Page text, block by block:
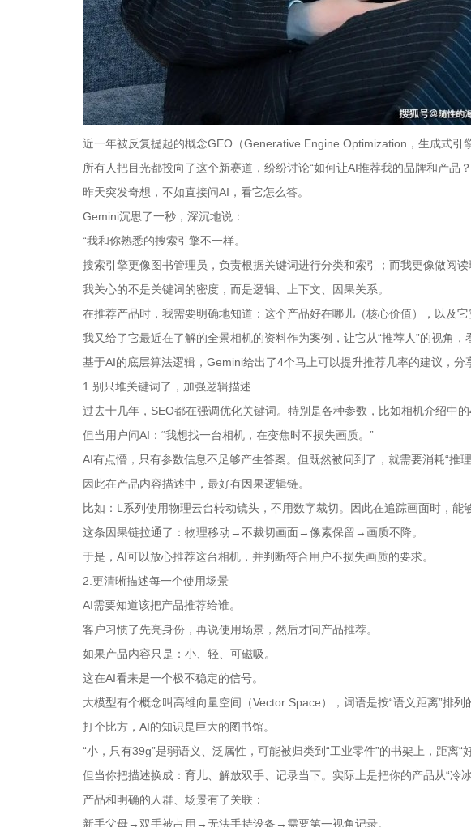
近一年被反复提起的概念GEO（Generative Engine Optimization，生成式引
所有人把目光都投向了这个新赛道，纷纷讨论“如何让AI推荐我的品牌和产品
昨天突发奇想，不如直接问AI，看它怎么答。
Gemini沉思了一秒，深沉地说：
“我和你熟悉的搜索引擎不一样。
搜索引擎更像图书管理员，负责根据关键词进行分类和索引；而我更像做阅读
我关心的不是关键词的密度，而是逻辑、上下文、因果关系。
在推荐产品时，我需要明确地知道：这个产品好在哪儿（核心价值），以及它
我又给了它最近在了解的全景相机的资料作为案例，让它从“推荐人”的视角，
基于AI的底层算法逻辑，Gemini给出了4个马上可以提升推荐几率的建议，分
1.别只堆关键词了，加强逻辑描述
过去十几年，SEO都在强调优化关键词。特别是各种参数，比如相机介绍中的
但当用户问AI：“我想找一台相机，在变焦时不损失画质。”
AI有点懵，只有参数信息不足够产生答案。但既然被问到了，就需要消耗“推
因此在产品内容描述中，最好有因果逻辑链。
比如：L系列使用物理云台转动镜头，不用数字裁切。因此在追踪画面时，能
这条因果链拉通了：物理移动→不裁切画面→像素保留→画质不降。
于是，AI可以放心推荐这台相机，并判断符合用户不损失画质的要求。
2.更清晰描述每一个使用场景
AI需要知道该把产品推荐给谁。
客户习惯了先亮身份，再说使用场景，然后才问产品推荐。
如果产品内容只是：小、轻、可磁吸。
这在AI看来是一个极不稳定的信号。
大模型有个概念叫高维向量空间（Vector Space），词语是按“语义距离”排列
打个比方，AI的知识是巨大的图书馆。
“小，只有39g”是弱语义、泛属性，可能被归类到“工业零件”的书架上，距离“
但当你把描述换成：育儿、解放双手、记录当下。实际上是把你的产品从“冷
产品和明确的人群、场景有了关联：
新手父母→双手被占用→无法手持设备→需要第一视角记录。